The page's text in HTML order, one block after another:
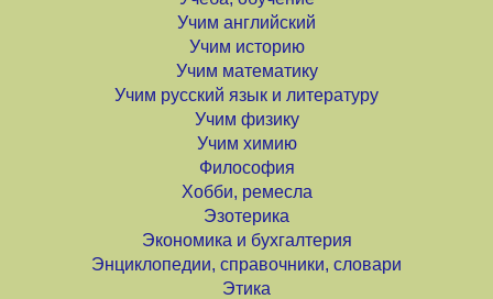
Учим английский
Учим историю
Учим математику
Учим русский язык и литературу
Учим физику
Учим химию
Философия
Хобби, ремесла
Эзотерика
Экономика и бухгалтерия
Энциклопедии, справочники, словари
Этика